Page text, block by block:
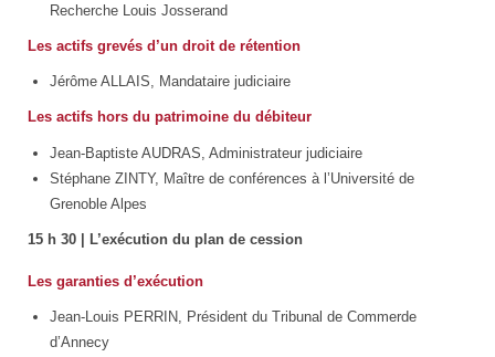
Recherche Louis Josserand
Les actifs grevés d’un droit de rétention
Jérôme ALLAIS, Mandataire judiciaire
Les actifs hors du patrimoine du débiteur
Jean-Baptiste AUDRAS, Administrateur judiciaire
Stéphane ZINTY, Maître de conférences à l’Université de
Grenoble Alpes
15 h 30 | L’exécution du plan de cession
Les garanties d’exécution
Jean-Louis PERRIN, Président du Tribunal de Commerde
d’Annecy